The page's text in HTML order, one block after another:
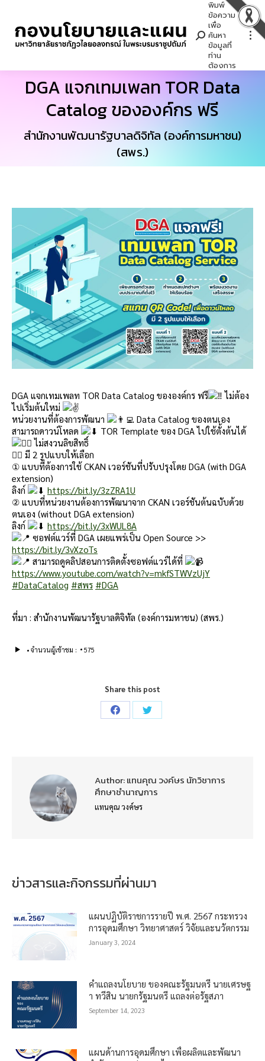
Search:
พิมพ์
ข้อความ
เพื่อ
ค้นหา
ข้อมูลที่
ท่าน
ต้องการ
DGA แจกเทมเพลท TOR Data
Catalog ขององค์กร ฟรี
สำนักงานพัฒนารัฐบาลดิจิทัล (องค์การมหาชน)
(สพร.)
You are here:
DGA แจกเทมเพลท TOR Data Catalog ขององค์กร ฟรี
ไม่ต้อง
ไปเริ่มต้นใหม่
หน่วยงานที่ต้องการพัฒนา
Data Catalog ของตนเอง
สามารถดาวน์โหลด
TOR Template ของ DGA ไปใช้ตั้งต้นได้
ไม่สงวนลิขสิทธิ์
🙋‍♂‍ มี 2 รูปแบบให้เลือก
① แบบที่ต้องการใช้ CKAN เวอร์ชันที่ปรับปรุงโดย DGA (with DGA
extension)
ลิงก์
https://bit.ly/3zZRA1U
② แบบที่หน่วยงานต้องการพัฒนาจาก CKAN เวอร์ชันต้นฉบับด้วย
ตนเอง (without DGA extension)
ลิงก์
https://bit.ly/3xWUL8A
ซอฟต์แวร์ที่ DGA เผยแพร่เป็น Open Source >>
https://bit.ly/3vXzoTs
สามารถดูคลิปสอนการติดตั้งซอฟต์แวร์ได้ที่
https://www.youtube.com/watch?v=mkfSTWVzUjY
#DataCatalog #สพร #DGA
ที่มา : สำนักงานพัฒนารัฐบาลดิจิทัล (องค์การมหาชน) (สพร.)
จำนวนผู้เข้าชม : 575
Share this post
Share
Share
Author:แทนคุณ วงค์ษร นักวิชาการ
ศึกษาชำนาญการ
แทนคุณ วงค์ษร
ข่าวสารและกิจกรรมที่ผ่านมา
แผนปฏิบัติราชการรายปี พ.ศ. 2567 กระทรวง
การอุดมศึกษา วิทยาศาสตร์ วิจัยและนวัตกรรม
January 3, 2024
คำแถลงนโยบาย ของคณะรัฐมนตรี นายเศรษฐ
า ทวีสิน นายกรัฐมนตรี แถลงต่อรัฐสภา
September 14, 2023
แผนด้านการอุดมศึกษา เพื่อผลิตและพัฒนา